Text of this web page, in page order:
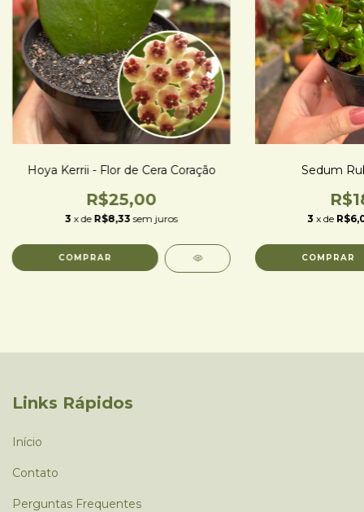
Hoya Kerrii - Flor de Cera Coração
R$25,00
3 x de R$8,33 sem juros
Sedum
3 x de
Links Rápidos
Início
Contato
Perguntas Frequentes